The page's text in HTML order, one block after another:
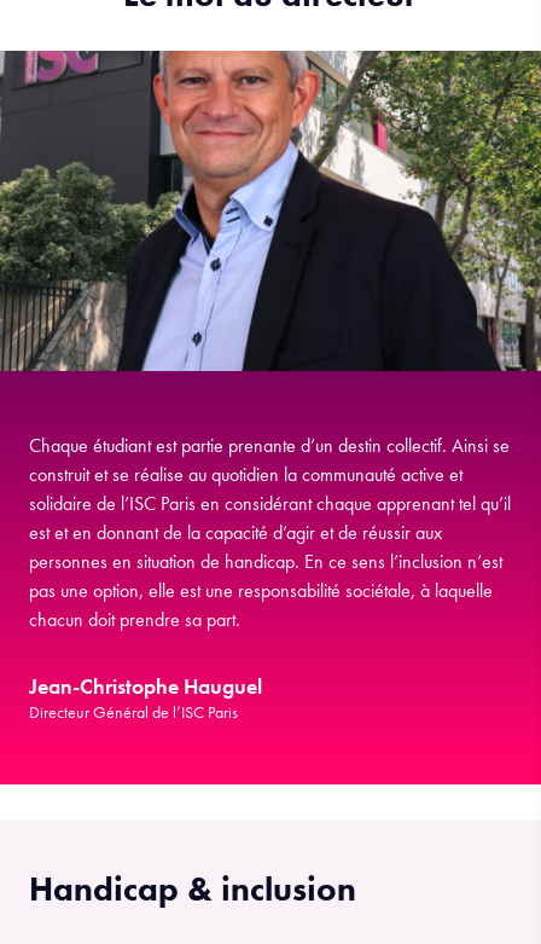
Chaque étudiant est partie prenante d’un destin collectif. Ainsi se
construit et se réalise au quotidien la communauté active et
solidaire de l’ISC Paris en considérant chaque apprenant tel qu’il
est et en donnant de la capacité d’agir et de réussir aux
personnes en situation de handicap. En ce sens l’inclusion n’est
pas une option, elle est une responsabilité sociétale, à laquelle
chacun doit prendre sa part.
Jean-Christophe Hauguel
Directeur Général de l’ISC Paris
Handicap & inclusion